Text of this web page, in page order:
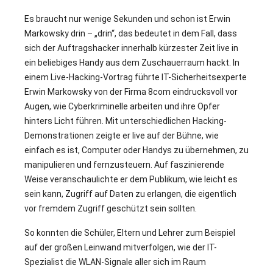
Es braucht nur wenige Sekunden und schon ist Erwin
Markowsky drin – „drin“, das bedeutet in dem Fall, dass
sich der Auftragshacker innerhalb kürzester Zeit live in
ein beliebiges Handy aus dem Zuschauerraum hackt. In
einem Live-Hacking-Vortrag führte IT-Sicherheitsexperte
Erwin Markowsky von der Firma 8com eindrucksvoll vor
Augen, wie Cyberkriminelle arbeiten und ihre Opfer
hinters Licht führen. Mit unterschiedlichen Hacking-
Demonstrationen zeigte er live auf der Bühne, wie
einfach es ist, Computer oder Handys zu übernehmen, zu
manipulieren und fernzusteuern. Auf faszinierende
Weise veranschaulichte er dem Publikum, wie leicht es
sein kann, Zugriff auf Daten zu erlangen, die eigentlich
vor fremdem Zugriff geschützt sein sollten.
So konnten die Schüler, Eltern und Lehrer zum Beispiel
auf der großen Leinwand mitverfolgen, wie der IT-
Spezialist die WLAN-Signale aller sich im Raum